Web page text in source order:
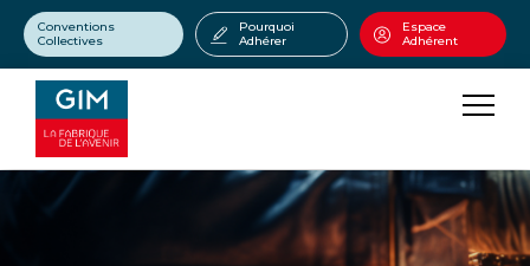
Conventions
Collectives
Pourquoi
Adhérer
Espace
Adhérent